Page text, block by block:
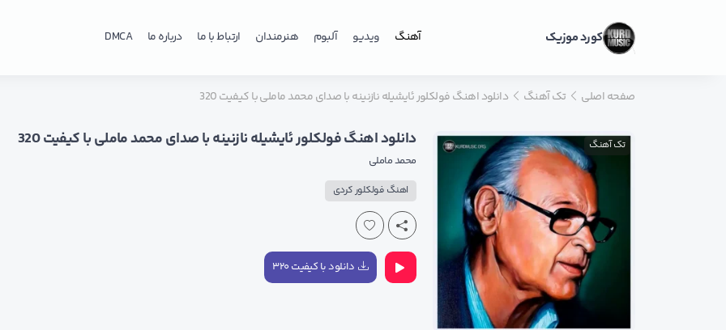
کورد موزیک آهنگ ویدیو آلبوم هنرمندان ارتباط با ما درباره ما DMCA
صفحه اصلی تک آهنگ دانلود اهنگ فولکلور ئایشیله نازنینه با صدای محمد ماملی با کیفیت 320
تک آهنگ دانلود اهنگ فولکلور ئایشیله نازنینه با صدای محمد ماملی با کیفیت 320
محمد ماملی
اهنگ فولکلور کردی
دانلود با کیفیت ۳۲۰